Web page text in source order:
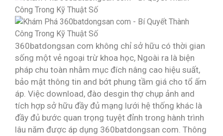
360batdongsan com không chỉ sở hữu có thời gian
sống một vẻ ngoại trừ khoa học, Ngoài ra là biện
pháp chu toàn nhằm mục đích nâng cao hiệu suất,
bảo mật thông tin and bớt phung tầm giá cho tổ ấm
áp. Việc download, đào desgin thợ chụp ảnh and
tích hợp sở hữu đầy đủ mạng lưới hệ thống khác là
đầy đủ bước quan trọng tuyệt đỉnh trong hành trình
lâu năm được áp dụng 360batdongsan com. Thông